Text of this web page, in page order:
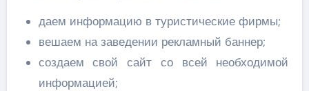
даем информацию в туристические фирмы;
вешаем на заведении рекламный баннер;
создаем свой сайт со всей необходимой
информацией;